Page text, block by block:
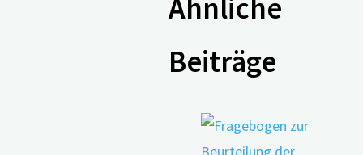
Ähnliche
Beiträge